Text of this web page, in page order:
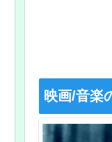
映画/音楽